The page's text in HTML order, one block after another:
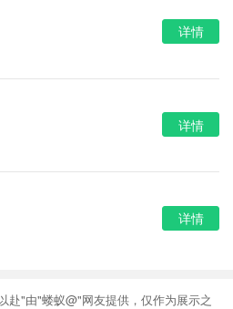
详情
详情
详情
赴"由"蝼蚁@"网友提供，仅作为展示之